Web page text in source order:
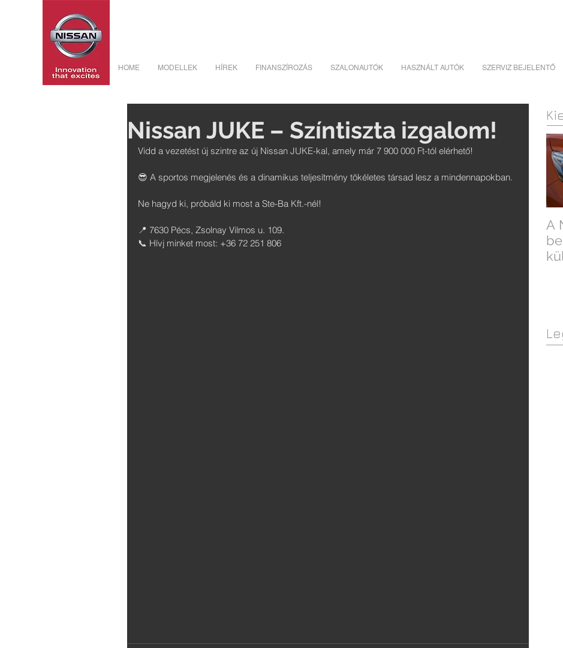
HOME MODELLEK HÍREK FINANSZÍROZÁS SZALONAUTÓK HASZNÁLT AUTÓK SZERVIZ BEJELENTŐ
Nissan JUKE – Színtiszta izgalom!
Vidd a vezetést új szintre az új Nissan JUKE-kal, amely már 7 900 000 Ft-tól elérhető!
😎 A sportos megjelenés és a dinamikus teljesítmény tökéletes társad lesz a mindennapokban.
Ne hagyd ki, próbáld ki most a Ste-Ba Kft.-nél!
📍 7630 Pécs, Zsolnay Vilmos u. 109.
📞 Hívj minket most: +36 72 251 806
A